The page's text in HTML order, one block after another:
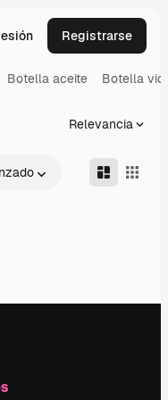
Registrarse
Botella aceite Botella
Relevancia